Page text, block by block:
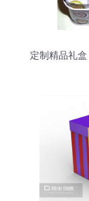
定制精品礼